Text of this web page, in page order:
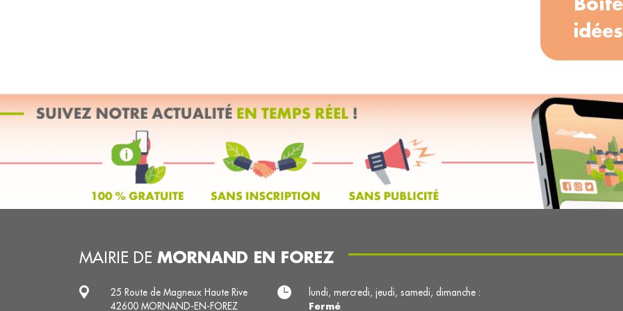
idées
MAIRIE DE MORNAND EN FOREZ
25 Route de Magneux Haute Rive
42600 MORNAND-EN-FOREZ
lundi, mercredi, jeudi, samedi, dimanche :
Fermé